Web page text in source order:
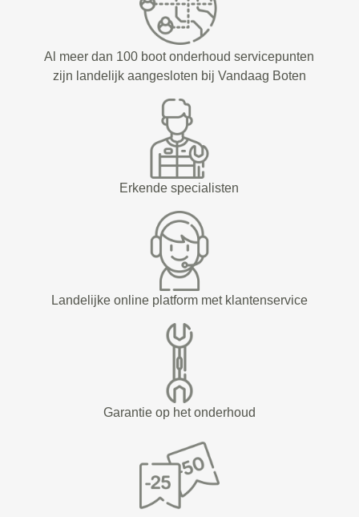
Al meer dan 100 boot onderhoud servicepunten
zijn landelijk aangesloten bij Vandaag Boten
Erkende specialisten
Landelijke online platform met klantenservice
Garantie op het onderhoud